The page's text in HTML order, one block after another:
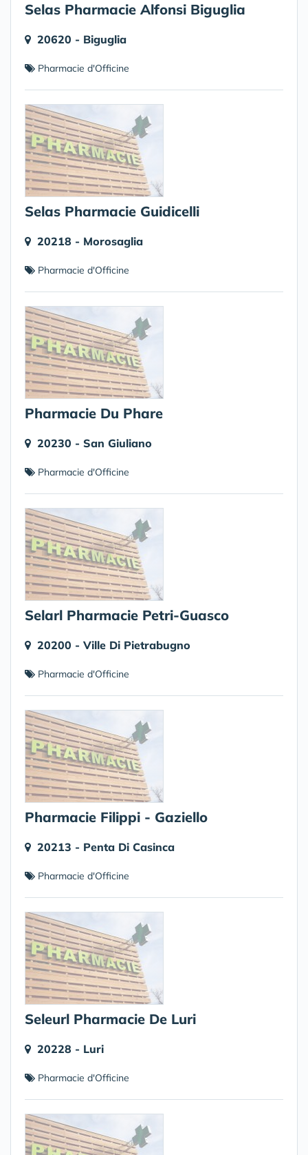
Selas Pharmacie Alfonsi Biguglia
20620 - Biguglia
Pharmacie d'Officine
Selas Pharmacie Guidicelli
20218 - Morosaglia
Pharmacie d'Officine
Pharmacie Du Phare
20230 - San Giuliano
Pharmacie d'Officine
Selarl Pharmacie Petri-Guasco
20200 - Ville Di Pietrabugno
Pharmacie d'Officine
Pharmacie Filippi - Gaziello
20213 - Penta Di Casinca
Pharmacie d'Officine
Seleurl Pharmacie De Luri
20228 - Luri
Pharmacie d'Officine